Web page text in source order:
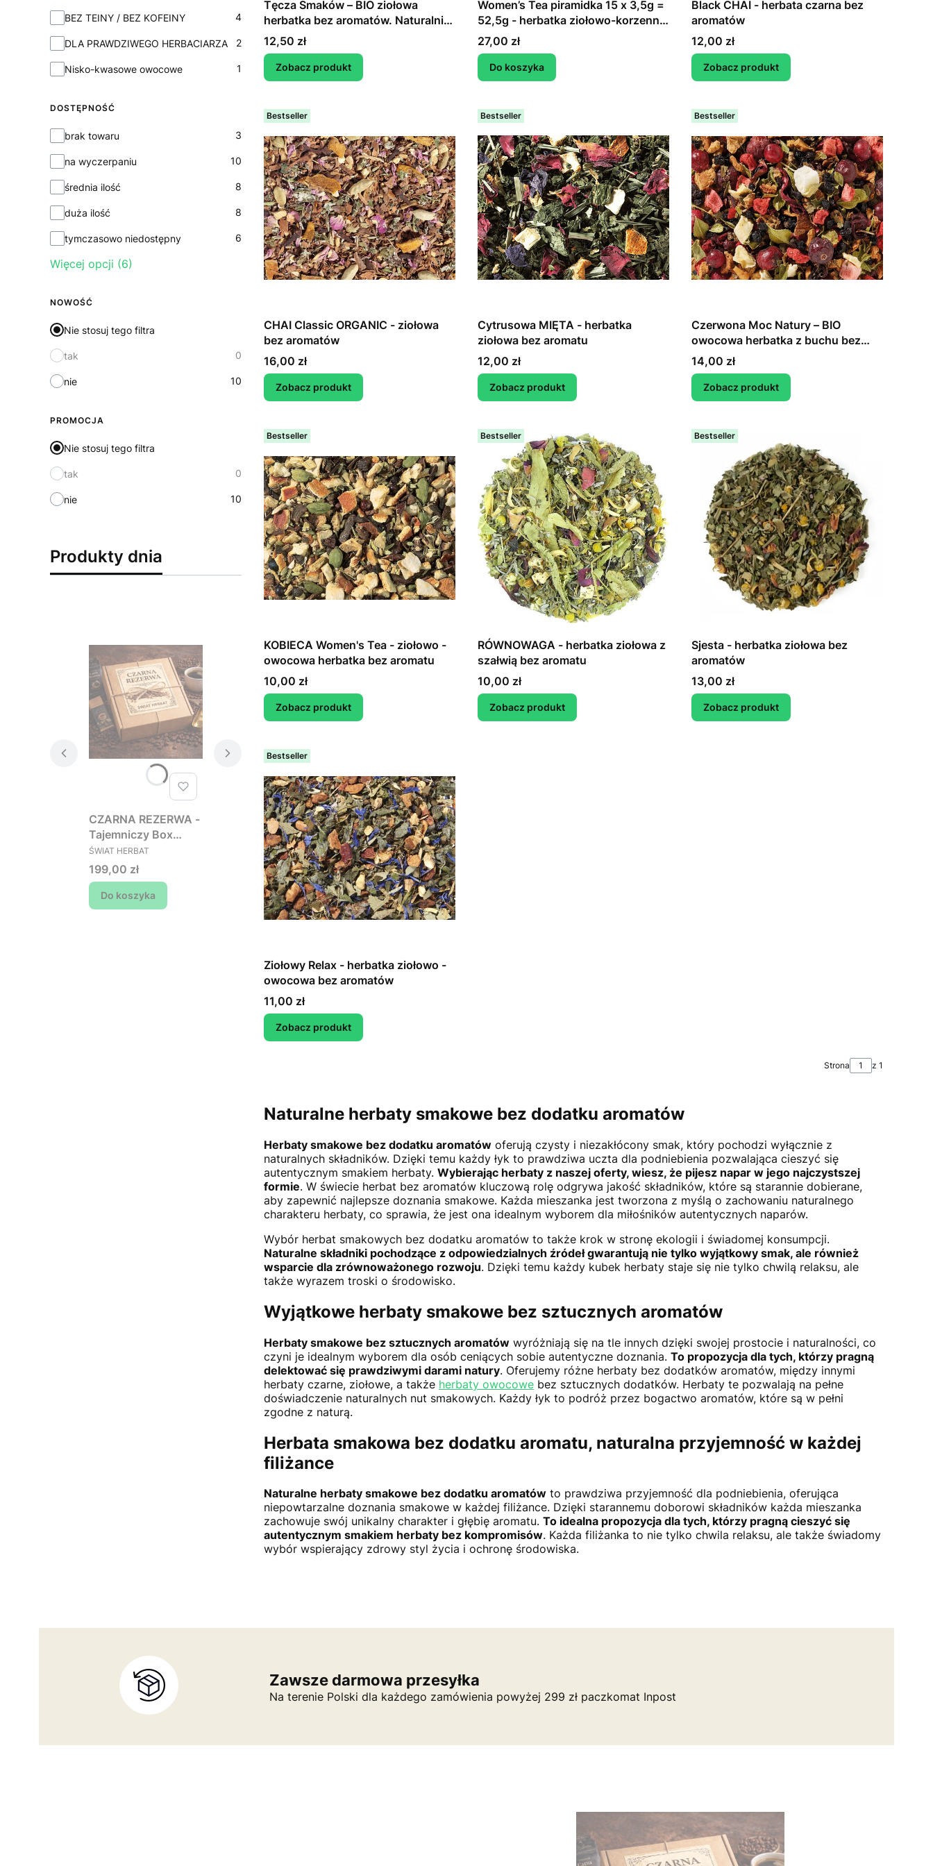
Kolekcja
BEZ TEINY / BEZ KOFEINY 4
DLA PRAWDZIWEGO HERBACIARZA 2
Nisko-kwasowe owocowe 1
DOSTĘPNOŚĆ
Dostępność
brak towaru 3
na wyczerpaniu 10
średnia ilość 8
duża ilość 8
tymczasowo niedostępny 6
Więcej opcji (6)
NOWOŚĆ
Nie stosuj tego filtra
tak 0
nie 10
PROMOCJA
Nie stosuj tego filtra
tak 0
nie 10
Produkty dnia
CZARNA REZERWA -
Tajemniczy Box
Kawowy (wartość
min. 250 zł, płacisz
199 zł)
PRODUCENT
ŚWIAT HERBAT
Cena
199,00 zł
Do koszyka
Tęcza Smaków – BIO ziołowa
herbatka bez aromatów. Naturalnie
kolorowa. Naturalnie pyszna.
Cena
12,50 zł
Zobacz produkt
Women’s Tea piramidka 15 x 3,5g =
52,5g - herbatka ziołowo-korzenna
bez dodatku aromatów
Cena
27,00 zł
Do koszyka
Black CHAI - herbata czarna bez
aromatów
Cena
12,00 zł
Zobacz produkt
Bestseller
CHAI Classic ORGANIC - ziołowa
bez aromatów
Cena
16,00 zł
Zobacz produkt
Bestseller
Cytrusowa MIĘTA - herbatka
ziołowa bez aromatu
Cena
12,00 zł
Zobacz produkt
Bestseller
Czerwona Moc Natury – BIO
owocowa herbatka z buchu bez
dodatku aromatu
Cena
14,00 zł
Zobacz produkt
Bestseller
KOBIECA Women's Tea - ziołowo -
owocowa herbatka bez aromatu
Cena
10,00 zł
Zobacz produkt
Bestseller
RÓWNOWAGA - herbatka ziołowa z
szałwią bez aromatu
Cena
10,00 zł
Zobacz produkt
Bestseller
Sjesta - herbatka ziołowa bez
aromatów
Cena
13,00 zł
Zobacz produkt
Bestseller
Ziołowy Relax - herbatka ziołowo -
owocowa bez aromatów
Cena
11,00 zł
Zobacz produkt
Strona z 1
Naturalne herbaty smakowe bez dodatku aromatów
Herbaty smakowe bez dodatku aromatów oferują czysty i niezakłócony smak, który pochodzi wyłącznie z
naturalnych składników. Dzięki temu każdy łyk to prawdziwa uczta dla podniebienia pozwalająca cieszyć się
autentycznym smakiem herbaty. Wybierając herbaty z naszej oferty, wiesz, że pijesz napar w jego najczystszej
formie. W świecie herbat bez aromatów kluczową rolę odgrywa jakość składników, które są starannie dobierane,
aby zapewnić najlepsze doznania smakowe. Każda mieszanka jest tworzona z myślą o zachowaniu naturalnego
charakteru herbaty, co sprawia, że jest ona idealnym wyborem dla miłośników autentycznych naparów.
Wybór herbat smakowych bez dodatku aromatów to także krok w stronę ekologii i świadomej konsumpcji.
Naturalne składniki pochodzące z odpowiedzialnych źródeł gwarantują nie tylko wyjątkowy smak, ale również
wsparcie dla zrównoważonego rozwoju. Dzięki temu każdy kubek herbaty staje się nie tylko chwilą relaksu, ale
także wyrazem troski o środowisko.
Wyjątkowe herbaty smakowe bez sztucznych aromatów
Herbaty smakowe bez sztucznych aromatów wyróżniają się na tle innych dzięki swojej prostocie i naturalności, co
czyni je idealnym wyborem dla osób ceniących sobie autentyczne doznania. To propozycja dla tych, którzy pragną
delektować się prawdziwymi darami natury. Oferujemy różne herbaty bez dodatków aromatów, między innymi
herbaty czarne, ziołowe, a także herbaty owocowe bez sztucznych dodatków. Herbaty te pozwalają na pełne
doświadczenie naturalnych nut smakowych. Każdy łyk to podróż przez bogactwo aromatów, które są w pełni
zgodne z naturą.
Herbata smakowa bez dodatku aromatu, naturalna przyjemność w każdej
filiżance
Naturalne herbaty smakowe bez dodatku aromatów to prawdziwa przyjemność dla podniebienia, oferująca
niepowtarzalne doznania smakowe w każdej filiżance. Dzięki starannemu doborowi składników każda mieszanka
zachowuje swój unikalny charakter i głębię aromatu. To idealna propozycja dla tych, którzy pragną cieszyć się
autentycznym smakiem herbaty bez kompromisów. Każda filiżanka to nie tylko chwila relaksu, ale także świadomy
wybór wspierający zdrowy styl życia i ochronę środowiska.
Zawsze darmowa przesyłka
Na terenie Polski dla każdego zamówienia powyżej 299 zł paczkomat Inpost